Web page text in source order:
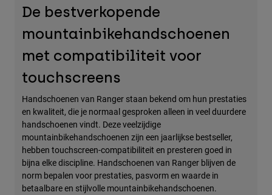
De bestverkopende
mountainbikehandschoenen
met compatibiliteit voor
touchscreens
Handschoenen van Ranger staan bekend om hun prestaties
en kwaliteit, die je normaal gesproken alleen in veel duurdere
handschoenen vindt. Deze veelzijdige
mountainbikehandschoenen zijn een jaarlijkse bestseller,
hebben touchscreen-compatibiliteit en presteren goed in
bijna elke discipline. Handschoenen van Ranger blijven de
norm bepalen voor prestaties, pasvorm en waarde in
betaalbare en stijlvolle mountainbikehandschoenen.